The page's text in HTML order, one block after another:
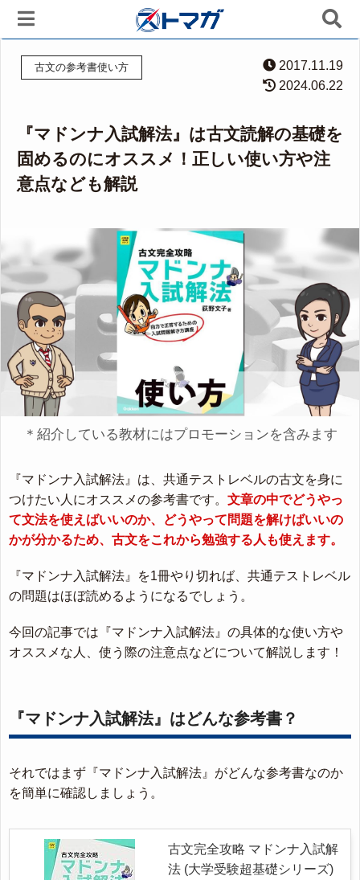
古文の参考書使い方
2017.11.19
2024.06.22
『マドンナ入試解法』は古文読解の基礎を
固めるのにオススメ！正しい使い方や注
意点なども解説
＊紹介している教材にはプロモーションを含みます
『マドンナ入試解法』は、共通テストレベルの古文を身に
つけたい人にオススメの参考書です。 文章の中でどうやっ
て文法を使えばいいのか、どうやって問題を解けばいいの
かが分かるため、古文をこれから勉強する人も使えます。
『マドンナ入試解法』を1冊やり切れば、共通テストレベル
の問題はほぼ読めるようになるでしょう。
今回の記事では『マドンナ入試解法』の具体的な使い方や
オススメな人、使う際の注意点などについて解説します！
『マドンナ入試解法』はどんな参考書？
それではまず『マドンナ入試解法』がどんな参考書なのか
を簡単に確認しましょう。
古文完全攻略 マドンナ入試解
法 (大学受験超基礎シリーズ)